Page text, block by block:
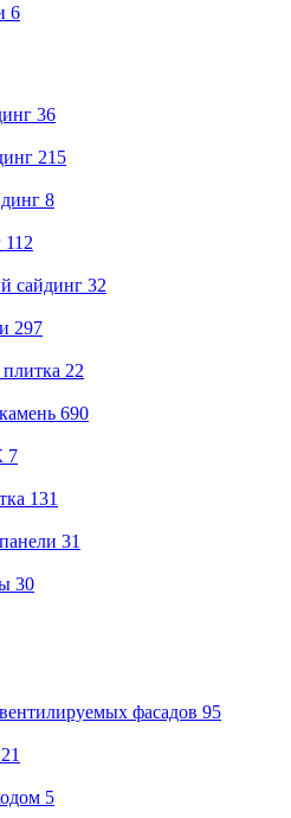
6
36
215
8
112
сайдинг 32
297
22
690
7
131
31
30
фасадов 95
21
5